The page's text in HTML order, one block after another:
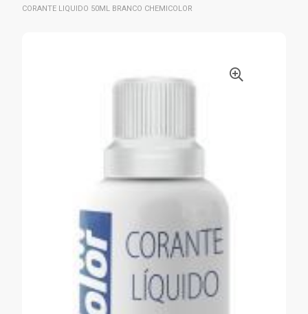
CORANTE LIQUIDO 50ML BRANCO CHEMICOLOR